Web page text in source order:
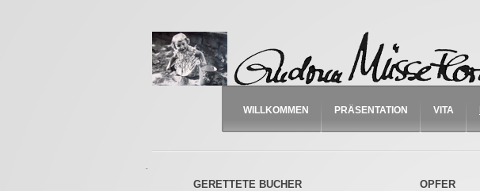
WILLKOMMEN PRÄSENTATION VITA
GERETTETE BUCHER OPFER
-